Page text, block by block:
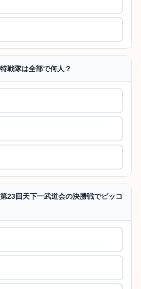
戦隊は全部で何人？
23回天下一武道会の決勝戦でピッコ